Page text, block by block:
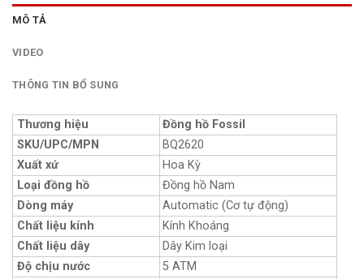
MÔ TẢ
VIDEO
THÔNG TIN BỔ SUNG
Thương hiệu
Đồng hồ Fossil
SKU/UPC/MPN
BQ2620
Xuất xứ
Hoa Kỳ
Loại đồng hồ
Đồng hồ Nam
Dòng máy
Automatic (Cơ tự động)
Chất liệu kính
Kính Khoáng
Chất liệu dây
Dây Kim loại
Độ chịu nước
5 ATM